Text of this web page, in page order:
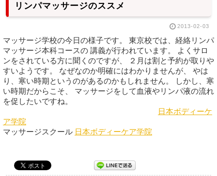
リンパマッサージのススメ
2013-02-03
マッサージ学校の今日の様子です。 東京校では、経絡リンパ
マッサージ本科コースの 講義が行われています。 よくサロ
ンをされている方に聞くのですが、 ２月は割と予約が取りや
すいようです。 なぜなのか明確にはわかりませんが、 やは
り、寒い時期というのがあるのかもしれません。 しかし、寒
い時期だからこそ、 マッサージをして血液やリンパ液の流れ
を促したいですね。
日本ボディーケ
ア学院
マッサージスクール 日本ボディーケア学院